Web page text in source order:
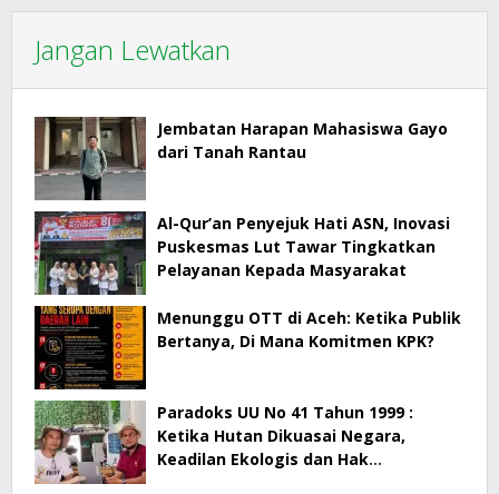
Jangan Lewatkan
Jembatan Harapan Mahasiswa Gayo
dari Tanah Rantau
Al-Qur’an Penyejuk Hati ASN, Inovasi
Puskesmas Lut Tawar Tingkatkan
Pelayanan Kepada Masyarakat
Menunggu OTT di Aceh: Ketika Publik
Bertanya, Di Mana Komitmen KPK?
Paradoks UU No 41 Tahun 1999 :
Ketika Hutan Dikuasai Negara,
Keadilan Ekologis dan Hak